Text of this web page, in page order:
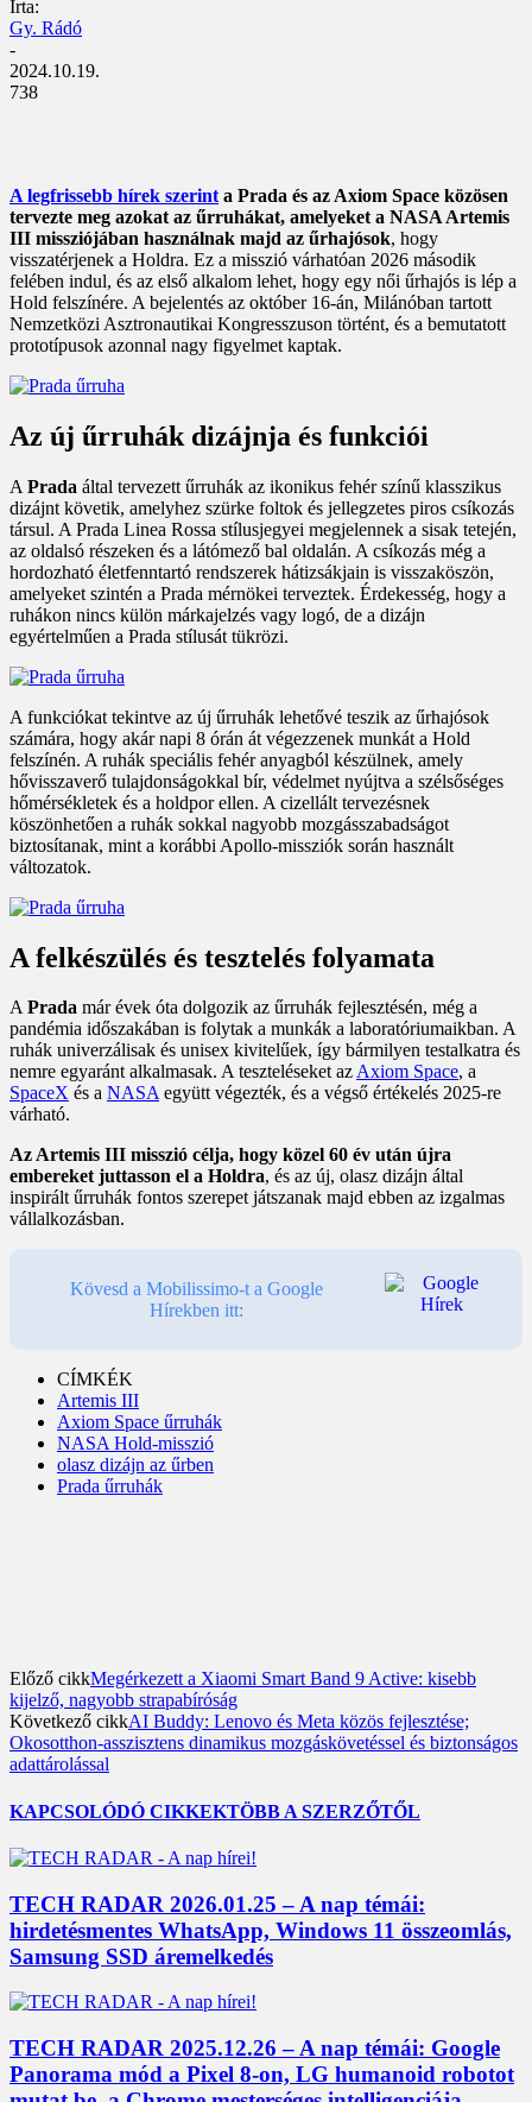
Írta:
Gy. Rádó
-
2024.10.19.
738
A legfrissebb hírek szerint a Prada és az Axiom Space közösen
tervezte meg azokat az űrruhákat, amelyeket a NASA Artemis
III missziójában használnak majd az űrhajósok, hogy
visszatérjenek a Holdra. Ez a misszió várhatóan 2026 második
felében indul, és az első alkalom lehet, hogy egy női űrhajós is lép a
Hold felszínére. A bejelentés az október 16-án, Milánóban tartott
Nemzetközi Asztronautikai Kongresszuson történt, és a bemutatott
prototípusok azonnal nagy figyelmet kaptak.
Az új űrruhák dizájnja és funkciói
A Prada által tervezett űrruhák az ikonikus fehér színű klasszikus
dizájnt követik, amelyhez szürke foltok és jellegzetes piros csíkozás
társul. A Prada Linea Rossa stílusjegyei megjelennek a sisak tetején,
az oldalsó részeken és a látómező bal oldalán. A csíkozás még a
hordozható életfenntartó rendszerek hátizsákjain is visszaköszön,
amelyeket szintén a Prada mérnökei terveztek. Érdekesség, hogy a
ruhákon nincs külön márkajelzés vagy logó, de a dizájn
egyértelműen a Prada stílusát tükrözi.
A funkciókat tekintve az új űrruhák lehetővé teszik az űrhajósok
számára, hogy akár napi 8 órán át végezzenek munkát a Hold
felszínén. A ruhák speciális fehér anyagból készülnek, amely
hővisszaverő tulajdonságokkal bír, védelmet nyújtva a szélsőséges
hőmérsékletek és a holdpor ellen. A cizellált tervezésnek
köszönhetően a ruhák sokkal nagyobb mozgásszabadságot
biztosítanak, mint a korábbi Apollo-missziók során használt
változatok.
A felkészülés és tesztelés folyamata
APrada már évek óta dolgozik az űrruhák fejlesztésén, még a
pandémia időszakában is folytak a munkák a laboratóriumaikban. A
ruhák univerzálisak és unisex kivitelűek, így bármilyen testalkatra és
nemre egyaránt alkalmasak. A teszteléseket azAxiom Space, a
SpaceX és a NASAegyütt végezték, és a végső értékelés 2025-re
várható.
Az Artemis III misszió célja, hogy közel 60 év után újra
embereket juttasson el a Holdra, és az új, olasz dizájn által
inspirált űrruhák fontos szerepet játszanak majd ebben az izgalmas
vállalkozásban.
Kövesd a Mobilissimo-t a Google
Hírekben itt:
CÍMKÉK
Artemis III
Axiom Space űrruhák
NASA Hold-misszió
olasz dizájn az űrben
Prada űrruhák
Előző cikkMegérkezett a Xiaomi Smart Band 9 Active: kisebb
kijelző, nagyobb strapabíróság
Következő cikkAI Buddy: Lenovo és Meta közös fejlesztése;
Okosotthon-asszisztens dinamikus mozgáskövetéssel és biztonságos
adattárolással
KAPCSOLÓDÓ CIKKEKTÖBB A SZERZŐTŐL
TECH RADAR 2026.01.25 – A nap témái:
hirdetésmentes WhatsApp, Windows 11 összeomlás,
Samsung SSD áremelkedés
TECH RADAR 2025.12.26 – A nap témái: Google
Panorama mód a Pixel 8-on, LG humanoid robotot